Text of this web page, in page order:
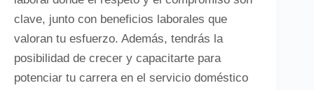
clave, junto con beneficios laborales que
valoran tu esfuerzo. Además, tendrás la
posibilidad de crecer y capacitarte para
potenciar tu carrera en el servicio doméstico